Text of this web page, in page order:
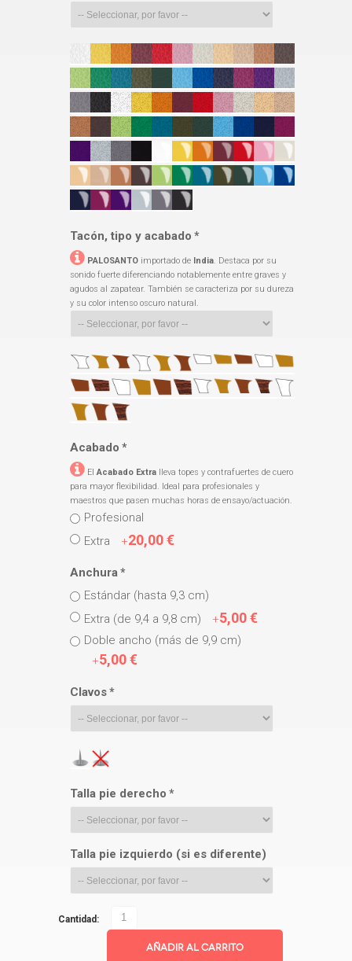
Tacón, tipo y acabado *
PALOSANTO importado de India. Destaca por su
sonido fuerte diferenciando notablemente entre graves y
agudos al zapatear. También se caracteriza por su dureza
y su color intenso oscuro natural.
Acabado *
ElAcabado Extra lleva topes y contrafuertes de cuero
para mayor flexibilidad. Ideal para profesionales y
maestros que pasen muchas horas de ensayo/actuación.
Profesional
Extra
+20,00 €
Anchura*
Estándar (hasta 9,3 cm)
Extra (de 9,4 a 9,8 cm)
+5,00 €
Doble ancho (más de 9,9 cm)
+5,00 €
Clavos*
Talla pie derecho *
Talla pie izquierdo (si es diferente)
Cantidad:
Añadir al Carrito